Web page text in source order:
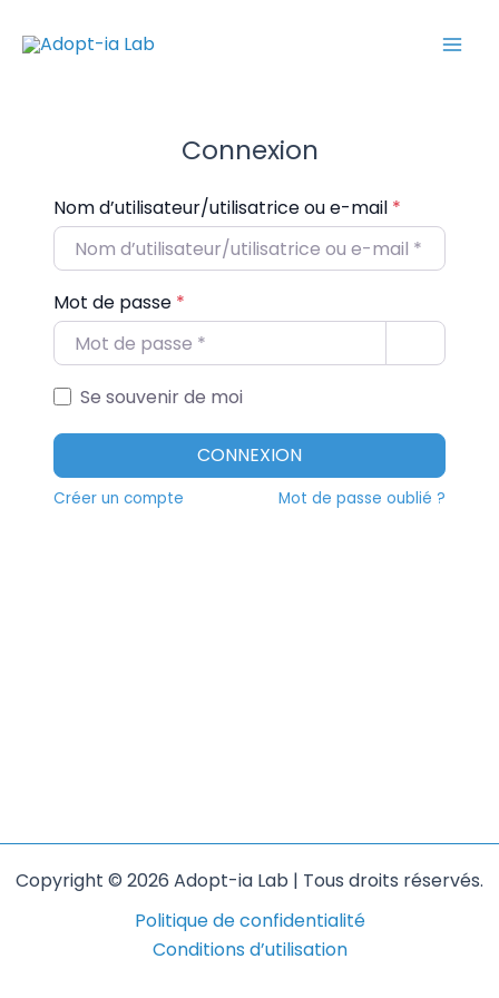
Connexion
Nom d’utilisateur/utilisatrice ou e-mail *
Mot de passe *
Se souvenir de moi
CONNEXION
Créer un compte Mot de passe oublié ?
Copyright © 2026 Adopt-ia Lab | Tous droits réservés.
Politique de confidentialité
Conditions d’utilisation